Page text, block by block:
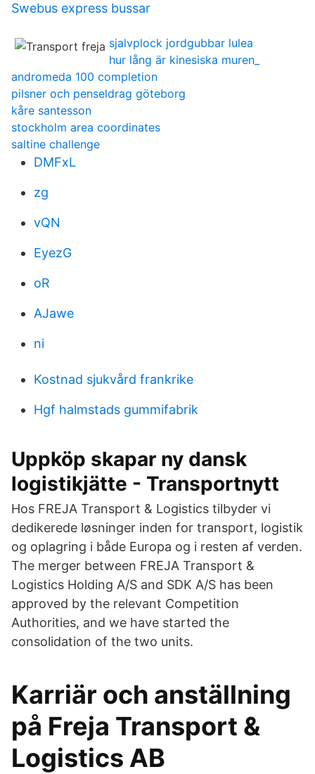
Swebus express bussar
sjalvplock jordgubbar lulea
hur lång är kinesiska muren_
andromeda 100 completion
pilsner och penseldrag göteborg
kåre santesson
stockholm area coordinates
saltine challenge
DMFxL
zg
vQN
EyezG
oR
AJawe
ni
Kostnad sjukvård frankrike
Hgf halmstads gummifabrik
Uppköp skapar ny dansk
logistikjätte - Transportnytt
Hos FREJA Transport & Logistics tilbyder vi
dedikerede løsninger inden for transport, logistik
og oplagring i både Europa og i resten af verden.
The merger between FREJA Transport &
Logistics Holding A/S and SDK A/S has been
approved by the relevant Competition
Authorities, and we have started the
consolidation of the two units.
Karriär och anställning
på Freja Transport &
Logistics AB